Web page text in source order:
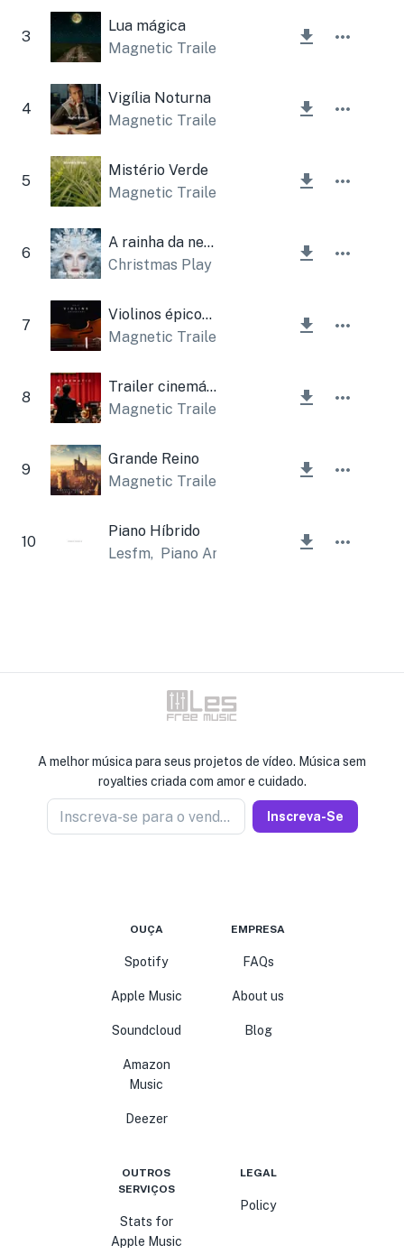
3
Lua mágica
Magnetic Trailer
4
Vigília Noturna
Magnetic Trailer
5
Mistério Verde
Magnetic Trailer
6
A rainha da neve
Christmas Play
7
Violinos épicos (orquestral)
Magnetic Trailer
8
Trailer cinemático
Magnetic Trailer
9
Grande Reino
Magnetic Trailer
10
Piano Híbrido
Lesfm, Piano Amor
A melhor música para seus projetos de vídeo. Música sem
royalties criada com amor e cuidado.
Inscreva-se para o vendedor de notícias Inscreva-Se
OUÇA
Spotify
Apple Music
Soundcloud
Amazon
Music
Deezer
EMPRESA
FAQs
About us
Blog
OUTROS
SERVIÇOS
Stats for
Apple Music
LEGAL
Policy